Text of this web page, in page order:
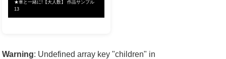
★車と一緒に!【大人数】 作品サンプル
13
Warning: Undefined array key "children" in